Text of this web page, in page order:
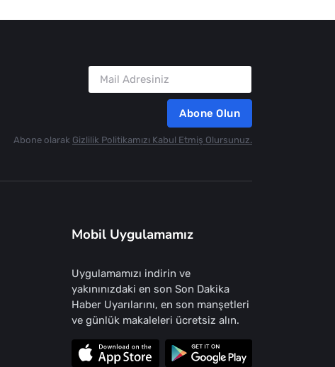
Abone Olun
Abone olarak Gizlilik Politikamızı Kabul Etmiş Olursunuz.
Mobil Uygulamamız
Uygulamamızı indirin ve
yakınınızdaki en son Son Dakika
Haber Uyarılarını, en son manşetleri
ve günlük makaleleri ücretsiz alın.